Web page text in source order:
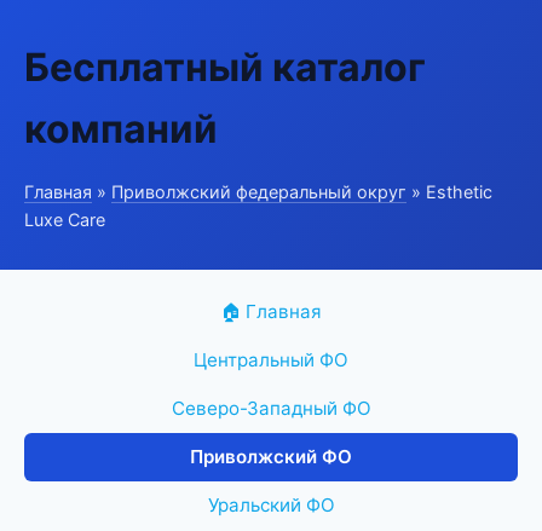
Бесплатный каталог
компаний
Главная » Приволжский федеральный округ » Esthetic
Luxe Care
🏠 Главная
Центральный ФО
Северо-Западный ФО
Приволжский ФО
Уральский ФО